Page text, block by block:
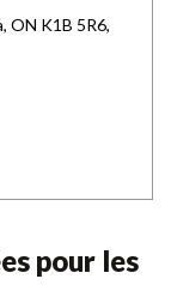
ON K1B 5R6,
pour les